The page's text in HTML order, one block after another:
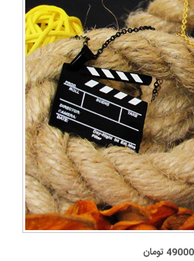
49000 تومان